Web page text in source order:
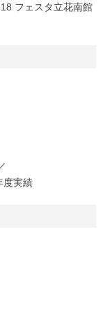
フェスタ立花南館
実績